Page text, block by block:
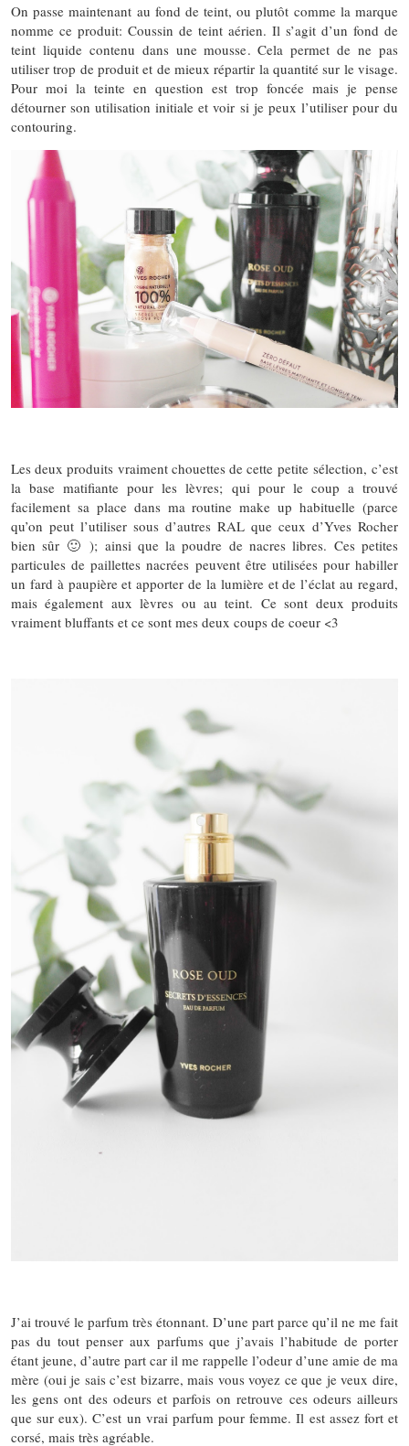
On passe maintenant au fond de teint, ou plutôt comme la marque
nomme ce produit: Coussin de teint aérien. Il s’agit d’un fond de
teint liquide contenu dans une mousse. Cela permet de ne pas
utiliser trop de produit et de mieux répartir la quantité sur le visage.
Pour moi la teinte en question est trop foncée mais je pense
détourner son utilisation initiale et voir si je peux l’utiliser pour du
contouring.
Les deux produits vraiment chouettes de cette petite sélection, c’est
la base matifiante pour les lèvres; qui pour le coup a trouvé
facilement sa place dans ma routine make up habituelle (parce
qu’on peut l’utiliser sous d’autres RAL que ceux d’Yves Rocher
bien sûr 🙂 ); ainsi que la poudre de nacres libres. Ces petites
particules de paillettes nacrées peuvent être utilisées pour habiller
un fard à paupière et apporter de la lumière et de l’éclat au regard,
mais également aux lèvres ou au teint. Ce sont deux produits
vraiment bluffants et ce sont mes deux coups de coeur <3
J’ai trouvé le parfum très étonnant. D’une part parce qu’il ne me fait
pas du tout penser aux parfums que j’avais l’habitude de porter
étant jeune, d’autre part car il me rappelle l’odeur d’une amie de ma
mère (oui je sais c’est bizarre, mais vous voyez ce que je veux dire,
les gens ont des odeurs et parfois on retrouve ces odeurs ailleurs
que sur eux). C’est un vrai parfum pour femme. Il est assez fort et
corsé, mais très agréable.